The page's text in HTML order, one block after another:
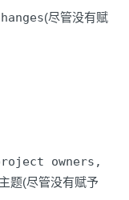
(尽管没有赋
owners,
题(尽管没有赋予